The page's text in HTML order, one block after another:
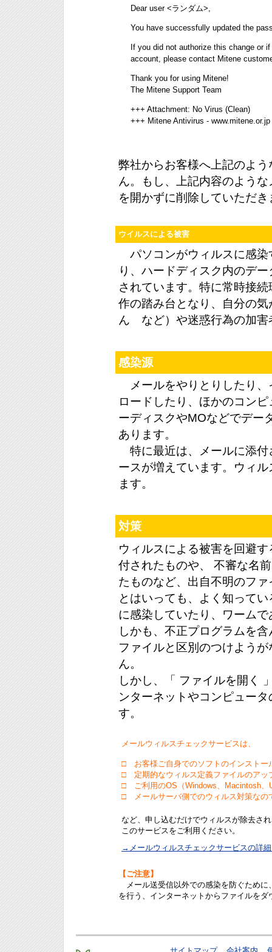
Dear user <ランダム>,
You have successfully updated the
If you did not authorize this change or
account, please contact Mitene
Thank you for using Mitene!
The Mitene Support Team
+++ Attachment: No Virus (Clean)
+++ Mitene Antivirus - www.mitene.or.jp
弊社からお客様へ上記のよ
ん。もし、上記内容のよう
を開かずに削除していただ
ウイルスによる被害
パソコンがウィルスに感染
り、ハードディスク内のデ
されています。特に常時接
作の踏み台となり、自分の
ん など）や迷惑行為の加害
感染源
メールをやりとりしたり、
ロードしたり、ほかのコン
ーディスクやMOなどでデー
あります。
特に最近は、メールに添付
ースが増えています。ウィ
ます。
対策
ウィルスによる被害を回避
付されたものや、 不審な名
たものなど、出自不明のフ
とはいっても、よく知って
に感染していたり、ワーム
しかも、不正プログラムを
ファイルと区別のつけよう
ん。
しかし、「 ファイルを開く
ンターネットやコンピュー
す。
メールウィルスチェックサービスは、
□ お客様ご自身でのソフトのインストー
□ 定期的なウィルス定義ファイルのアッ
□ ご利用のOS（Windows、Macintosh、
□
メールサーバ側でのウィルス対策な
など、申し込むだけでウィルスが除去さ
このサービスをご利用ください。
→メールウィルスチェックサービスの詳
【ご注意】
メール送受信以外での感染を防ぐために
を行う、インターネットからファイルを